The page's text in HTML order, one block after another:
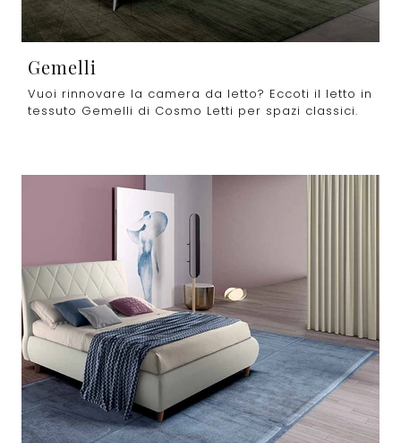
Gemelli
Vuoi rinnovare la camera da letto? Eccoti il letto in
tessuto Gemelli di Cosmo Letti per spazi classici.